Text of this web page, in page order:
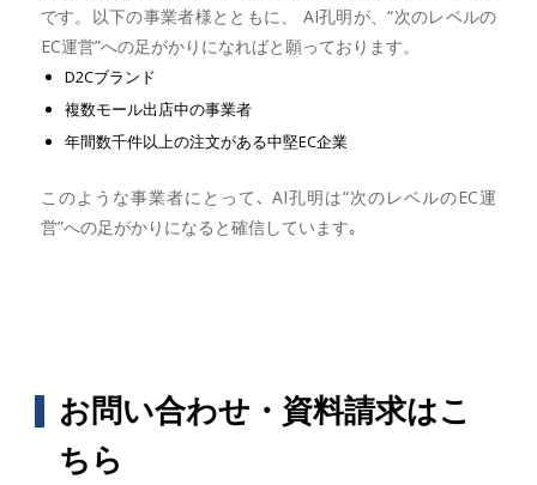
です。以下の事業者様とともに、 AI孔明が、“次のレベルの
EC運営”への足がかりになればと願っております。
D2Cブランド
複数モール出店中の事業者
年間数千件以上の注文がある中堅EC企業
このような事業者にとって､ AI孔明は“次のレベルのEC運
営”への足がかりになると確信しています｡
お問い合わせ・資料請求はこ
ちら